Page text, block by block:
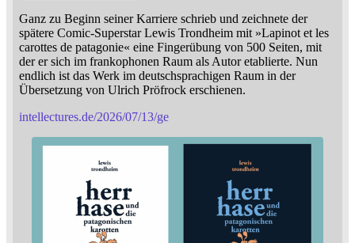
Ganz zu Beginn seiner Karriere schrieb und zeichnete der
spätere Comic-Superstar Lewis Trondheim mit »Lapinot et les
carottes de patagonie« eine Fingerübung von 500 Seiten, mit
der er sich im frankophonen Raum als Autor etablierte. Nun
endlich ist das Werk im deutschsprachigen Raum in der
Übersetzung von Ulrich Pröfrock erschienen.
intellectures.de/2026/07/13/ge